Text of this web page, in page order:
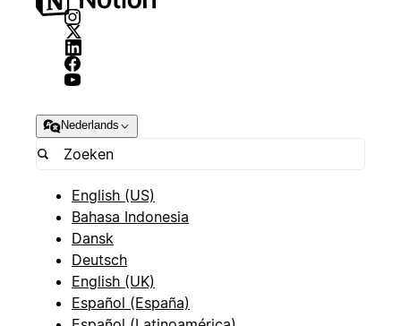
Nederlands
English (US)
Bahasa Indonesia
Dansk
Deutsch
English (UK)
Español (España)